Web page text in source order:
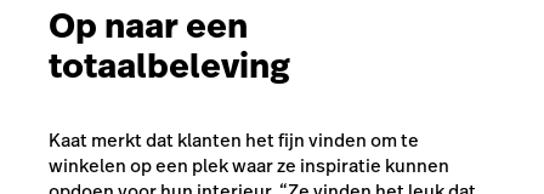
Op naar een
totaalbeleving
Kaat merkt dat klanten het fijn vinden om te
winkelen op een plek waar ze inspiratie kunnen